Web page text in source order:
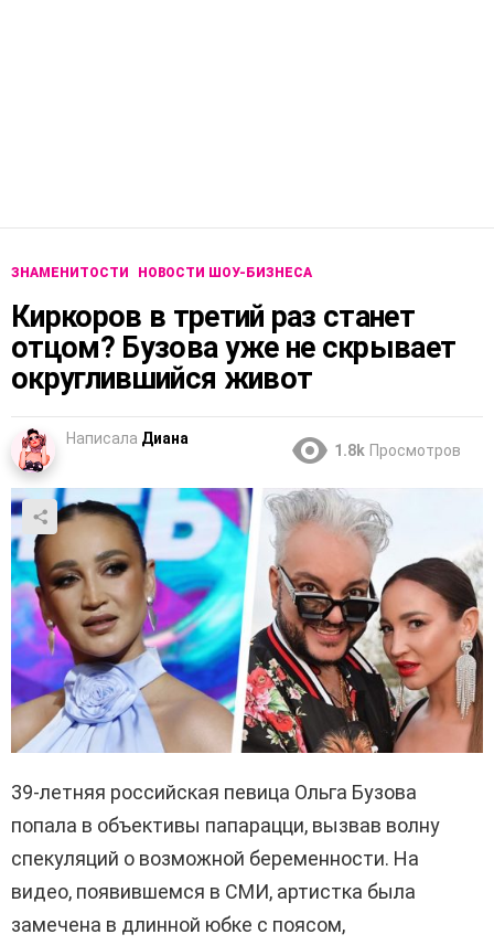
ЗНАМЕНИТОСТИ НОВОСТИ ШОУ-БИЗНЕСА
Киркоров в третий раз станет
отцом? Бузова уже не скрывает
округлившийся живот
Написала Диана
1.8k Просмотров
39-летняя российская певица Ольга Бузова
попала в объективы папарацци, вызвав волну
спекуляций о возможной беременности. На
видео, появившемся в СМИ, артистка была
замечена в длинной юбке с поясом,